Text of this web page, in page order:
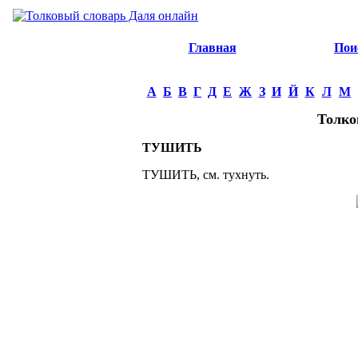
Главная
А Б В Г Д Е Ж З И Й К Л М
ТУШИТЬ
ТУШИТЬ, см. тухнуть.